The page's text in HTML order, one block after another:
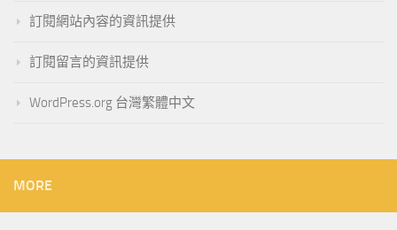
訂閱網站內容的資訊提供
訂閱留言的資訊提供
WordPress.org 台灣繁體中文
MORE